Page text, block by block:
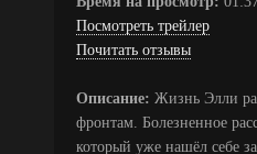
Посмотреть трейлер
Почитать отзывы
Описание: Жизнь Элли
фронтам. Болезненное
который уже нашёл себе